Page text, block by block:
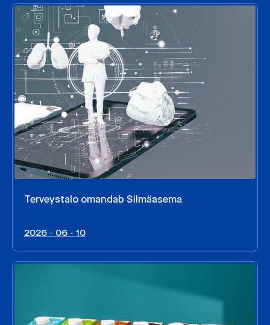
Terveystalo omandab Silmäasema
2026 - 06 - 10